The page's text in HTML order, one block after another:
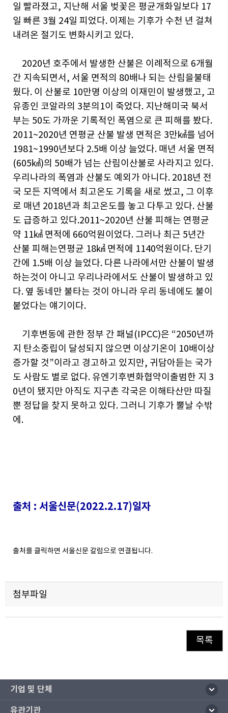
일 빨라졌고, 지난해 서울 벚꽃은 평균개화일보다 17
일 빠른 3월 24일 피었다. 이제는 기후가 수천 년 걸쳐
내려온 절기도 변화시키고 있다.
2020년 호주에서 발생한 산불은 이례적으로 6개월
간 지속되면서, 서울 면적의 80배나 되는 산림을불태
웠다. 이 산불로 10만명 이상의 이재민이 발생했고, 고
유종인 코알라의 3분의1이 죽었다. 지난해미국 북서
부는 50도 가까운 기록적인 폭염으로 큰 피해를 봤다.
2011~2020년 연평균 산불 발생 면적은 3만㎢를 넘어
1981~1990년보다 2.5배 이상 늘었다. 매년 서울 면적
(605㎢)의 50배가 넘는 산림이산불로 사라지고 있다.
우리나라의 폭염과 산불도 예외가 아니다. 2018년 전
국 모든 지역에서 최고온도 기록을 새로 썼고, 그 이후
로 매년 2018년과 최고온도를 놓고 다투고 있다. 산불
도 급증하고 있다.2011~2020년 산불 피해는 연평균
약 11㎢ 면적에 660억원이었다. 그러나 최근 5년간
산불 피해는연평균 18㎢ 면적에 1140억원이다. 단기
간에 1.5배 이상 늘었다. 다른 나라에서만 산불이 발생
하는것이 아니고 우리나라에서도 산불이 발생하고 있
다. 옆 동네만 불타는 것이 아니라 우리 동네에도 불이
붙었다는 얘기이다.
기후변동에 관한 정부 간 패널(IPCC)은 “2050년까
지 탄소중립이 달성되지 않으면 이상기온이 10배이상
증가할 것”이라고 경고하고 있지만, 귀담아듣는 국가
도 사람도 별로 없다. 유엔기후변화협약이출범한 지 3
0년이 됐지만 아직도 지구촌 각국은 이해타산만 따질
뿐 정답을 찾지 못하고 있다. 그러니 기후가 뿔날 수밖
에.
출처 : 서울신문(2022.2.17)일자
출처를 클릭하면 서울신문 칼럼으로 연결됩니다.
첨부파일
목록
기업 및 단체
유관기관